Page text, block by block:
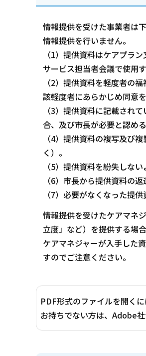
情報提供を受けた事業者は
情報提供を行いません。
（1）提供資料はケアプラ
サービス担当者会議で使用
（2）提供資料を軽度者の
該軽度者にあらかじめ同意を
（3）提供資料に記載され
合、及び市長が必要と認め
（4）提供資料の複写及び
く）。
（5）提供資料を紛失しな
（6）市長から提供資料の
（7）必要がなくなった提
情報提供を受けたケアマネ
立度」など）を提供する場
ケアマネジャーが入手した
すのでご注意ください。
PDF形式のファイルを開く
お持ちでない方は、Adobe社